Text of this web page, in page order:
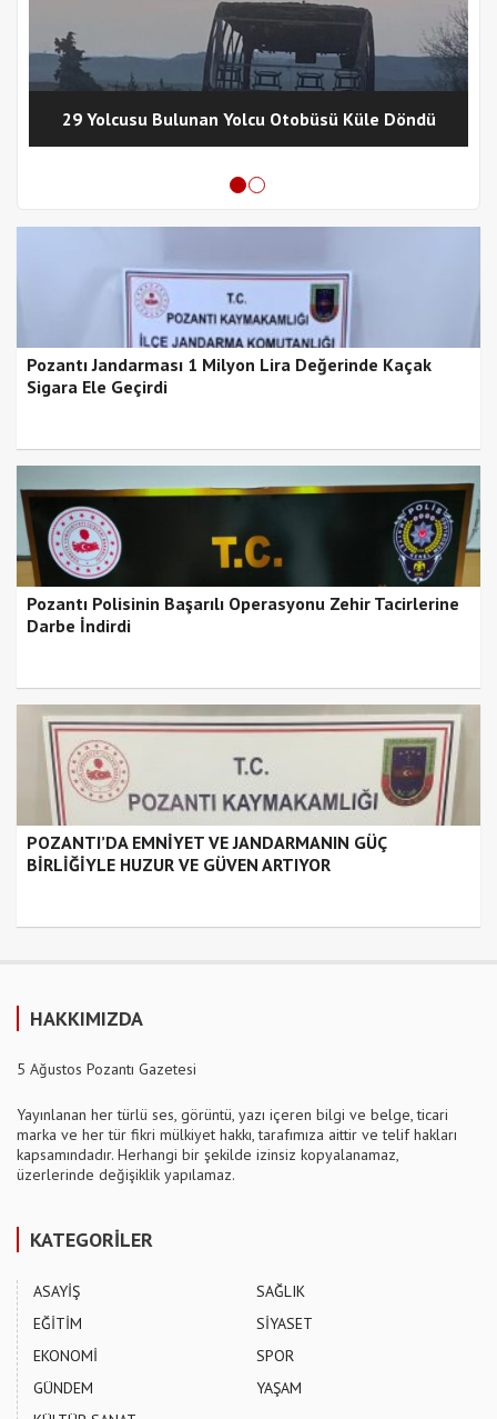
29 Yolcusu Bulunan Yolcu Otobüsü Küle Döndü
Pozantı Jandarması 1 Milyon Lira Değerinde Kaçak
Sigara Ele Geçirdi
Pozantı Polisinin Başarılı Operasyonu Zehir Tacirlerine
Darbe İndirdi
POZANTI’DA EMNİYET VE JANDARMANIN GÜÇ
BİRLİĞİYLE HUZUR VE GÜVEN ARTIYOR
HAKKIMIZDA
5 Ağustos Pozantı Gazetesi
Yayınlanan her türlü ses, görüntü, yazı içeren bilgi ve belge, ticari
marka ve her tür fikri mülkiyet hakkı, tarafımıza aittir ve telif hakları
kapsamındadır. Herhangi bir şekilde izinsiz kopyalanamaz,
üzerlerinde değişiklik yapılamaz.
KATEGORİLER
ASAYİŞ
EĞİTİM
EKONOMİ
GÜNDEM
SAĞLIK
SİYASET
SPOR
YAŞAM